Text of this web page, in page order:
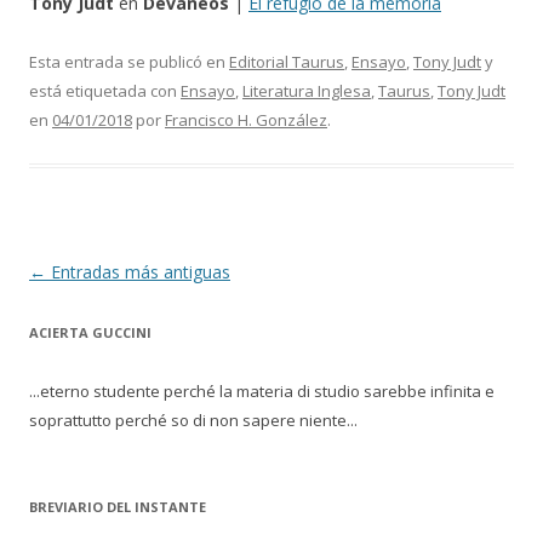
Esta entrada se publicó en Editorial Taurus, Ensayo,Tony Judty
está etiquetada con Ensayo, Literatura Inglesa,Taurus,Tony Judt
en 04/01/2018 por Francisco H. González.
Navegación de entradas
← Entradas más antiguas
ACIERTA GUCCINI
...eterno studente perché la materia di studio sarebbe infinita e
soprattutto perché so di non sapere niente...
BREVIARIO DEL INSTANTE